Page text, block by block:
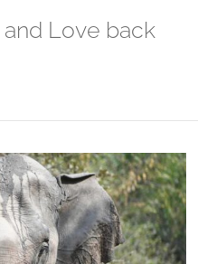
and Love back